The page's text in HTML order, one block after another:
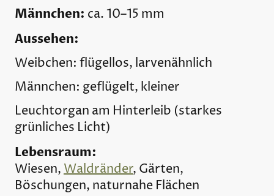
Männchen: ca. 10–15 mm
Aussehen:
Weibchen: flügellos, larvenähnlich
Männchen: geflügelt, kleiner
Leuchtorgan am Hinterleib (starkes
grünliches Licht)
Lebensraum:
Wiesen,Waldränder, Gärten,
Böschungen, naturnahe Flächen